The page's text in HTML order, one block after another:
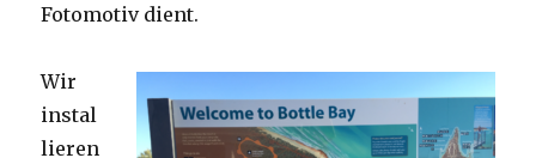
Fotomotiv dient.
Wir
instal
lieren